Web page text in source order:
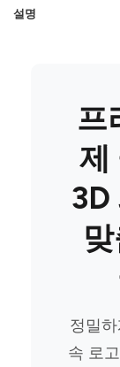
설명
프
제
3D
정밀
속 로